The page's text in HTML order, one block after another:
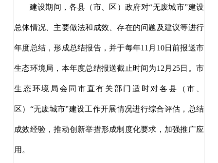
建设期间，各县（市、区）政府对“无废城市”建设
总体情况、主要做法和成效、存在的问题及建议等进行
年度总结，形成总结报告，并于每年11月10日前报送市
生态环境局，本年度总结报送截止时间为12月25日。市
生态环境局会同市直有关部门适时对各县（市、
区）“无废城市”建设工作开展情况进行综合评估，总结
成效经验，推动创新举措形成制度化要求，加强推广应
用。